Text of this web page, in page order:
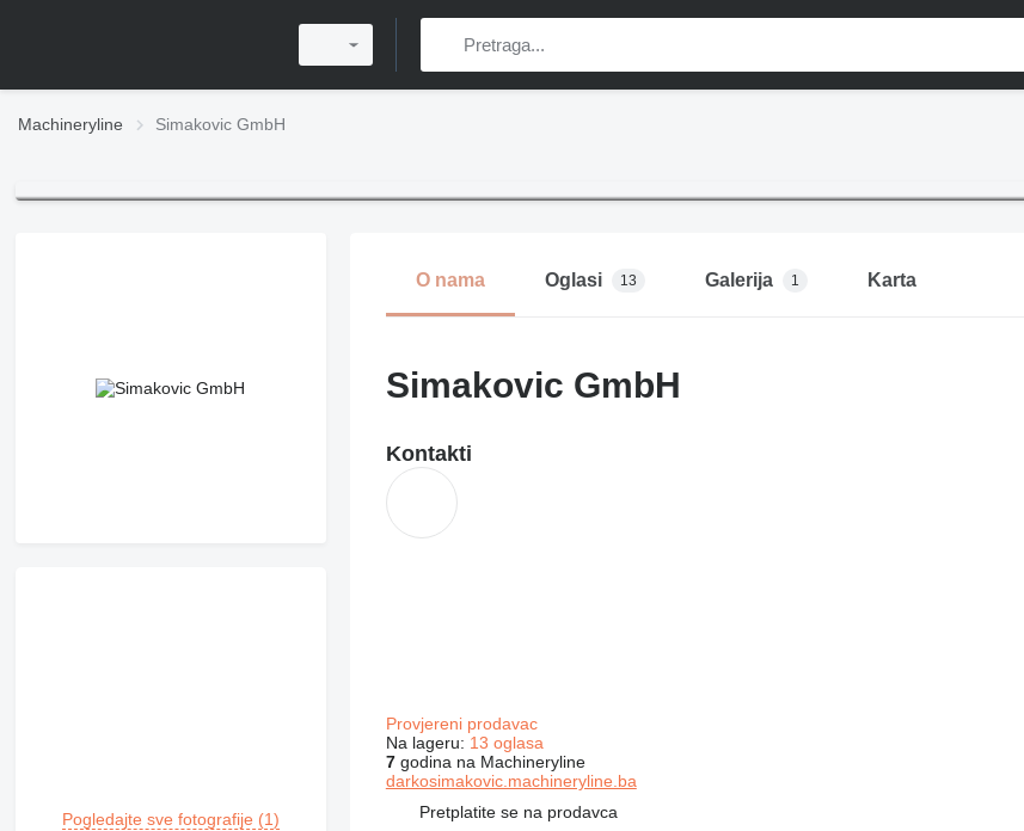
Machineryline Simakovic GmbH
Pogledajte sve fotografije (1)
O nama Oglasi 13 Galerija 1 Karta
Simakovic GmbH
Kontakti
Provjereni prodavac
Na lageru: 13 oglasa
7godina na Machineryline
darkosimakovic.machineryline.ba
Pretplatite se na prodavca